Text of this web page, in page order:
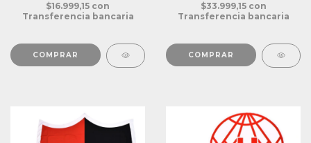
$16.999,15 con
Transferencia bancaria
$33.999,15 con
Transferencia bancaria